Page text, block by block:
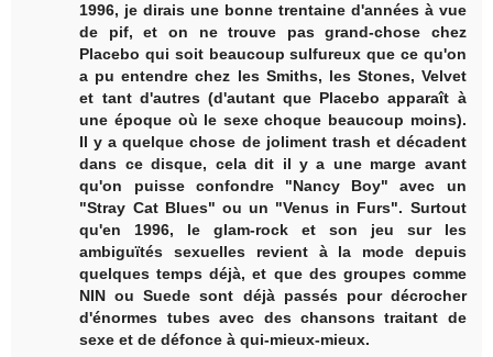
1996, je dirais une bonne trentaine d'années à vue
de pif, et on ne trouve pas grand-chose chez
Placebo qui soit beaucoup sulfureux que ce qu'on
a pu entendre chez les Smiths, les Stones, Velvet
et tant d'autres (d'autant que Placebo apparaît à
une époque où le sexe choque beaucoup moins).
Il y a quelque chose de joliment trash et décadent
dans ce disque, cela dit il y a une marge avant
qu'on puisse confondre "Nancy Boy" avec un
"Stray Cat Blues" ou un "Venus in Furs". Surtout
qu'en 1996, le glam-rock et son jeu sur les
ambiguïtés sexuelles revient à la mode depuis
quelques temps déjà, et que des groupes comme
NIN ou Suede sont déjà passés pour décrocher
d'énormes tubes avec des chansons traitant de
sexe et de défonce à qui-mieux-mieux.